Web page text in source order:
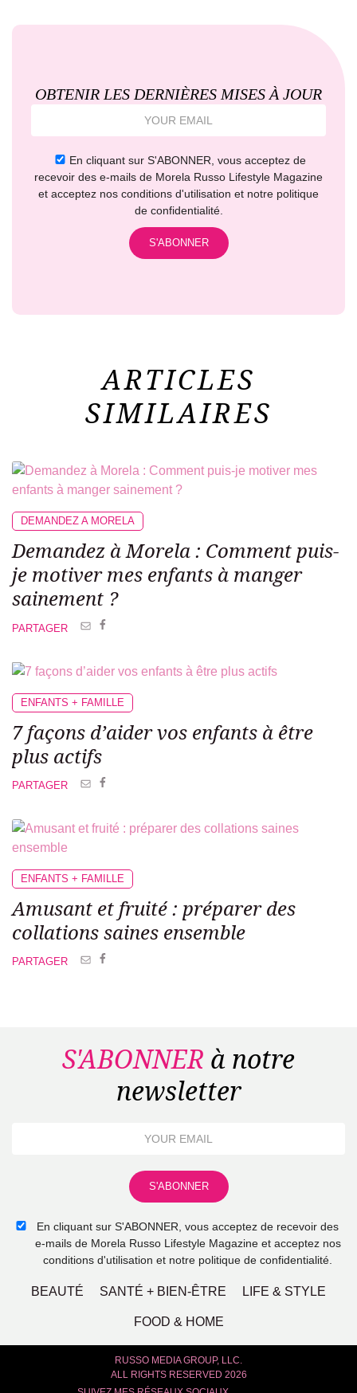
OBTENIR LES DERNIÈRES MISES À JOUR
En cliquant sur S'ABONNER, vous acceptez de
recevoir des e-mails de Morela Russo Lifestyle Magazine
et acceptez nos conditions d'utilisation et notre politique
de confidentialité.
ARTICLES
SIMILAIRES
DEMANDEZ A MORELA
Demandez à Morela : Comment puis-
je motiver mes enfants à manger
sainement ?
PARTAGER
ENFANTS + FAMILLE
7 façons d’aidervos enfants à être
plus actifs
PARTAGER
ENFANTS + FAMILLE
Amusant et fruité : préparer des
collations saines ensemble
PARTAGER
S'ABONNER à notre
newsletter
En cliquant sur S'ABONNER, vous acceptez de recevoir des
e-mails de Morela Russo Lifestyle Magazine et acceptez nos
conditions d'utilisation et notre politique de confidentialité.
BEAUTÉ SANTÉ + BIEN-ÊTRE LIFE & STYLE
FOOD & HOME
RUSSO MEDIA GROUP, LLC.
ALL RIGHTS RESERVED 2026